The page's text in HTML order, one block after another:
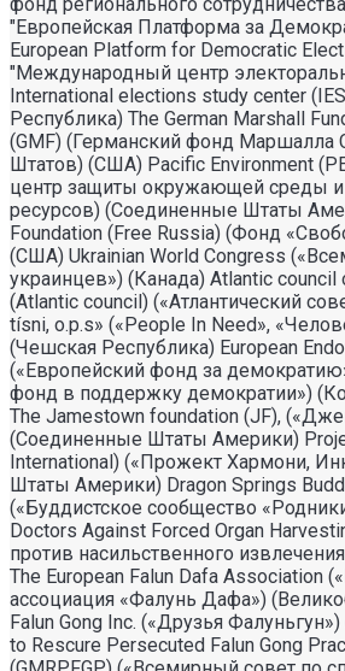
"Европейская Платформа за
European Platform for Democratic
"Международный центр
International elections study center
Республика) The German Marshall
(GMF) (Германский фонд Маршалла
Штатов) (США) Pacific Environment
центр защиты окружающей среды
ресурсов) (Соединенные Штаты
Foundation (Free Russia) (Фонд
(США) Ukrainian World Congress
украинцев») (Канада) Atlantic council
(Atlantic council) («Атлантический
tísni, o.p.s» («People In Need»,
(Чешская Республика) European
(«Европейский фонд за
фонд в поддержку демократии»)
The Jamestown foundation (JF),
(Соединенные Штаты Америки)
International) («Прожект Хармони,
Штаты Америки) Dragon Springs
(«Буддистское сообщество
Doctors Against Forced Organ
против насильственного
The European Falun Dafa Association
ассоциация «Фалунь Дафа»)
Falun Gong Inc. («Друзья
to Rescure Persecuted Falun Gong